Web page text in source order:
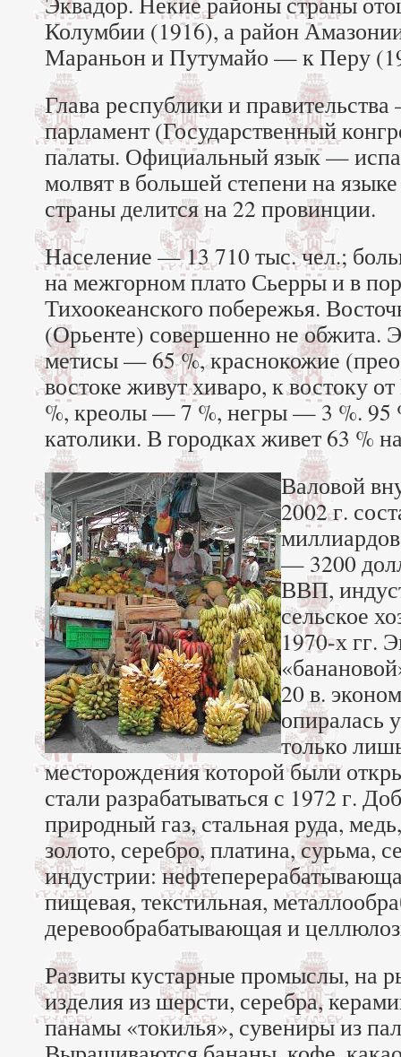
Колумбии (1916), а район
Мараньон и Путумайо — к Перу
Глава республики и
парламент (Государственный
палаты. Официальный язык —
молвят в большей степени на
страны делится на 22 провинции.
Население — 13 710 тыс. чел.;
на межгорном плато Сьерры и в
Тихоокеанского побережья.
(Орьенте) совершенно не обжита.
метисы — 65 %, краснокожие
востоке живут хиваро, к востоку
%, креолы — 7 %, негры — 3 %. 95
католики. В городках живет 63 %
Валовой
2002 г.
— 3200
ВВП,
сельское
1970-х гг.
20 в.
опиралась
только
месторождения которой были
стали разрабатываться с 1972 г.
природный газ, стальная руда,
золото, серебро, платина, сурьма,
индустрии:
пищевая, текстильная,
деревообрабатывающая и
Развиты кустарные промыслы, на
изделия из шерсти, серебра,
панамы «токилья», сувениры из